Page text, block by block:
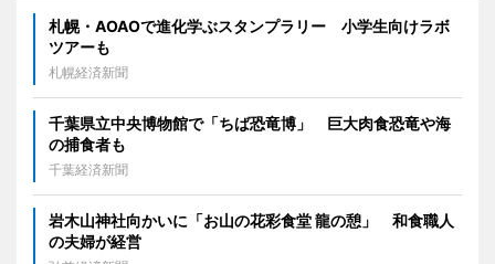
札幌・AOAOで進化学ぶスタンプラリー 小学生向けラボ
ツアーも
札幌経済新聞
千葉県立中央博物館で「ちば恐竜博」 巨大肉食恐竜や海
の捕食者も
千葉経済新聞
岩木山神社向かいに「お山の花彩食堂 龍の憩」 和食職人
の夫婦が経営